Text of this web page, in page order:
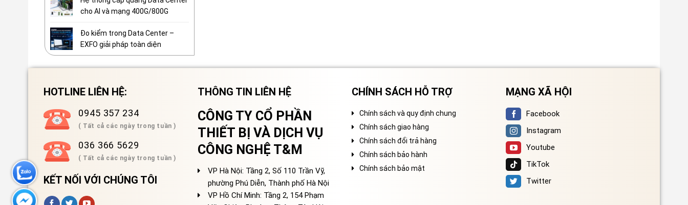
cho AI và mạng 400G/800G
Đo kiểm trong Data Center –
EXFO giải pháp toàn diện
HOTLINE LIÊN HỆ:
0945 357 234
( Tất cả các ngày trong tuần )
036 366 5629
( Tất cả các ngày trong tuần )
KẾT NỐI VỚI CHÚNG TÔI
THÔNG TIN LIÊN HỆ
CÔNG TY CỔ PHẦN
THIẾT BỊ VÀ DỊCH VỤ
CÔNG NGHỆ T&M
VP Hà Nội: Tầng 2, Số 110 Trần Vỹ,
phường Phú Diễn, Thành phố Hà Nội
VP Hồ Chí Minh: Tầng 2, 154 Phạm
CHÍNH SÁCH HỖ TRỢ
Chính sách và quy định chung
Chính sách giao hàng
Chính sách đổi trả hàng
Chính sách bảo hành
Chính sách bảo mật
MẠNG XÃ HỘI
Facebook
Instagram
Youtube
TikTok
Twitter